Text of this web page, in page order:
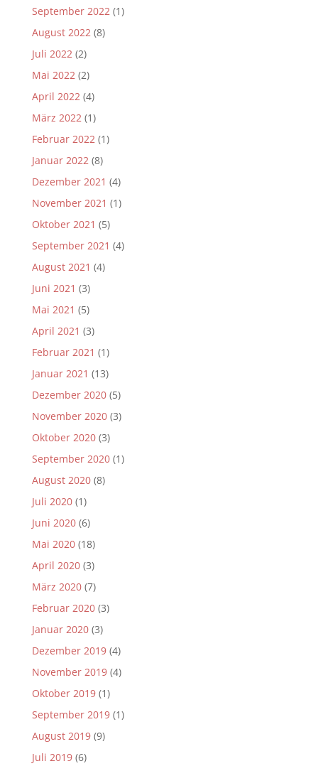
September 2022(1)
August 2022(8)
Juli 2022(2)
Mai 2022(2)
April 2022(4)
März 2022(1)
Februar 2022(1)
Januar 2022(8)
Dezember 2021 (4)
November 2021 (1)
Oktober 2021 (5)
September 2021 (4)
August 2021 (4)
Juni 2021 (3)
Mai 2021 (5)
April 2021 (3)
Februar 2021 (1)
Januar 2021 (13)
Dezember 2020(5)
November 2020(3)
Oktober 2020(3)
September 2020(1)
August 2020(8)
Juli 2020(1)
Juni 2020(6)
Mai 2020(18)
April 2020(3)
März 2020(7)
Februar 2020(3)
Januar 2020(3)
Dezember 2019(4)
November 2019(4)
Oktober 2019(1)
September 2019(1)
August 2019(9)
Juli 2019(6)